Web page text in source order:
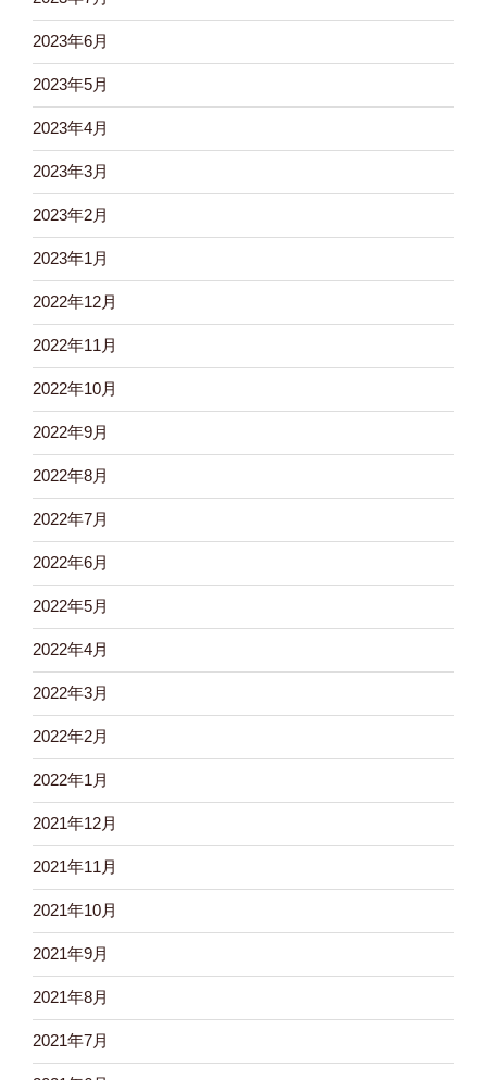
2023年6月
2023年5月
2023年4月
2023年3月
2023年2月
2023年1月
2022年12月
2022年11月
2022年10月
2022年9月
2022年8月
2022年7月
2022年6月
2022年5月
2022年4月
2022年3月
2022年2月
2022年1月
2021年12月
2021年11月
2021年10月
2021年9月
2021年8月
2021年7月